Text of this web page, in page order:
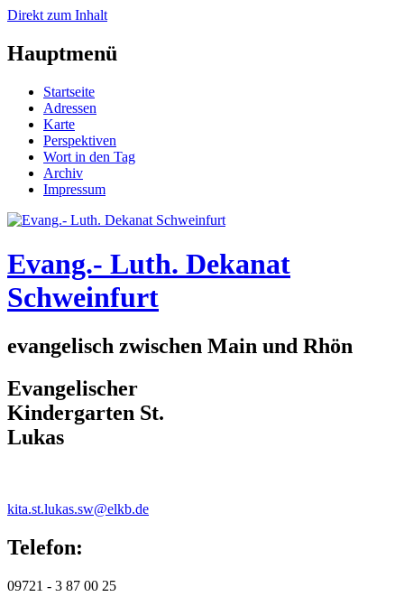
Direkt zum Inhalt
Hauptmenü
Startseite
Adressen
Karte
Perspektiven
Wort in den Tag
Archiv
Impressum
Evang.- Luth. Dekanat
Schweinfurt
evangelisch zwischen Main und Rhön
Evangelischer
Kindergarten St.
Lukas
kita.st.lukas.sw@elkb.de
Telefon:
09721 - 3 87 00 25